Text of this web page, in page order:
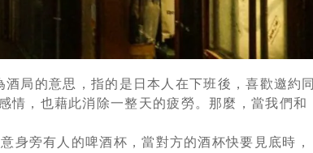
局的意思，指的是日本人在下班後，喜歡邀約同
情，也藉此消除一整天的疲勞。那麼，當我們和
身旁有人的啤酒杯，當對方的酒杯快要見底時，